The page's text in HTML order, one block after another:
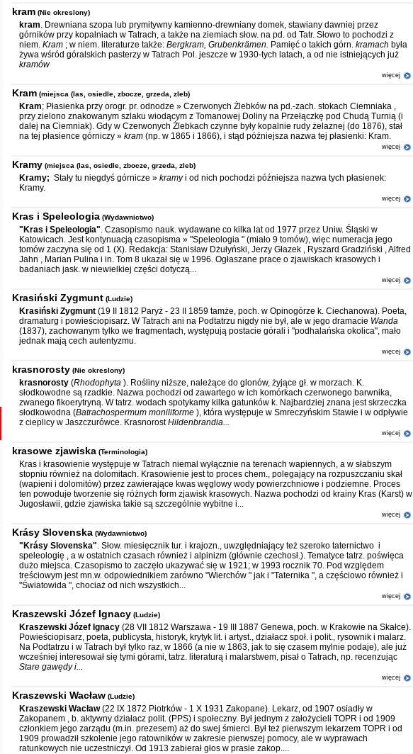
kram (Nie okreslony)
kram. Drewniana szopa lub prymitywny kamienno-drewniany domek, stawiany dawniej przez
górników przy kopalniach w Tatrach, a także na ziemiach słow. na pd. od Tatr. Słowo to pochodzi z
niem. Kram ; w niem. literaturze także: Bergkram, Grubenkrämen. Pamięć o takich górn. kramach była
żywa wśród góralskich pasterzy w Tatrach Pol. jeszcze w 1930-tych latach, a od nie istniejących już
kramów
więcej
Kram (miejsca (las, osiedle, zbocze, grzeda, zleb)
Kram; Płasienka przy orogr. pr. odnodze » Czerwonych Żlebków na pd.-zach. stokach Ciemniaka ,
przy zielono znakowanym szlaku wiodącym z Tomanowej Doliny na Przełączkę pod Chudą Turnią (i
dalej na Ciemniak). Gdy w Czerwonych Żlebkach czynne były kopalnie rudy żelaznej (do 1876), stał
na tej płasience górniczy » kram (np. w 1865 i 1866), i stąd późniejsza nazwa tej płasienki: Kram.
więcej
Kramy (miejsca (las, osiedle, zbocze, grzeda, zleb)
Kramy; Stały tu niegdyś górnicze » kramyi od nich pochodzi późniejsza nazwa tych płasienek:
Kramy.
więcej
Kras i Speleologia (Wydawnictwo)
"Kras i Speleologia". Czasopismo nauk. wydawane co kilka lat od 1977 przez Uniw. Śląski w
Katowicach. Jest kontynuacją czasopisma » "Speleologia " (miało 9 tomów), więc numeracja jego
tomów zaczyna się od 1 (X). Redakcja: Stanisław Dżułyński, Jerzy Głazek , Ryszard Gradziński , Alfred
Jahn , Marian Pulina i in. Tom 8 ukazał się w 1996. Ogłaszane prace o zjawiskach krasowych i
badaniach jask. w niewielkiej części dotyczą...
więcej
Krasiński Zygmunt (Ludzie)
Krasiński Zygmunt (19 II 1812 Paryż - 23 II 1859 tamże, poch. w Opinogórze k. Ciechanowa). Poeta,
dramaturg i powieściopisarz. W Tatrach ani na Podtatrzu nigdy nie był, ale w jego dramacie Wanda
(1837), zachowanym tylko we fragmentach, występują postacie górali i "podhalańska okolica", mało
jednak mają cech autentyzmu.
więcej
krasnorosty (Nie okreslony)
krasnorosty (Rhodophyta ). Rośliny niższe, należące do glonów, żyjące gł. w morzach. K.
słodkowodne są rzadkie. Nazwa pochodzi od zawartego w ich komórkach czerwonego barwnika,
zwanego fikoerytryną. W tatrz. wodach spotykamy kilka gatunków k. Najbardziej znana jest skrzeczka
słodkowodna (Batrachospermum moniliforme ), która występuje w Smreczyńskim Stawie i w odpływie
z cieplicy w Jaszczurówce. KrasnorostHildenbrandia...
więcej
krasowe zjawiska (Terminologia)
Kras i krasowienie występuje w Tatrach niemal wyłącznie na terenach wapiennych, a w słabszym
stopniu również na dolomitach. Krasowienie jest to proces chem., polegający na rozpuszczaniu skał
(wapieni i dolomitów) przez zawierające kwas węglowy wody powierzchniowe i podziemne. Proces
ten powoduje tworzenie się różnych form zjawisk krasowych. Nazwa pochodzi od krainy Kras (Karst) w
Jugosławii, gdzie zjawiska takie są szczególnie wybitne i...
więcej
Krásy Slovenska (Wydawnictwo)
"Krásy Slovenska". Słow. miesięcznik tur. i krajozn., uwzględniający też szeroko taternictwo i
speleologię , a w ostatnich czasach również i alpinizm (głównie czechosł.). Tematyce tatrz. poświęca
dużo miejsca. Czasopismo to zaczęło ukazywać się w 1921; w 1993 rocznik 70. Pod względem
treściowym jest mn.w. odpowiednikiem zarówno "Wierchów " jak i "Taternika ", a częściowo również i
"Światowida ", chociaż od nich wszystkich...
więcej
Kraszewski Józef Ignacy (Ludzie)
Kraszewski Józef Ignacy (28 VII 1812 Warszawa - 19 III 1887 Genewa, poch. w Krakowie na Skałce).
Powieściopisarz, poeta, publicysta, historyk, krytyk lit. i artyst., działacz społ. i polit., rysownik i malarz.
Na Podtatrzu i w Tatrach był tylko raz, w 1866 (a nie w 1863, jak to się czasem mylnie podaje), ale już
wcześniej interesował się tymi górami, tatrz. literaturą i malarstwem, pisał o Tatrach, np. recenzując
Stare gawędy i...
więcej
Kraszewski Wacław (Ludzie)
Kraszewski Wacław(22 IX 1872 Piotrków - 1 X 1931 Zakopane). Lekarz, od 1907 osiadły w
Zakopanem , b. aktywny działacz polit. (PPS) i społeczny. Był jednym z założycieli TOPR i od 1909
członkiem jego zarządu (m.in. prezesem) aż do swej śmierci. Był też pierwszym lekarzem TOPR i od
1909 prowadził szkolenie jego ratowników w zakresie pierwszej pomocy, ale w wyprawach
ratunkowych nie uczestniczył. Od 1913 zabierał głos w prasie zakop....